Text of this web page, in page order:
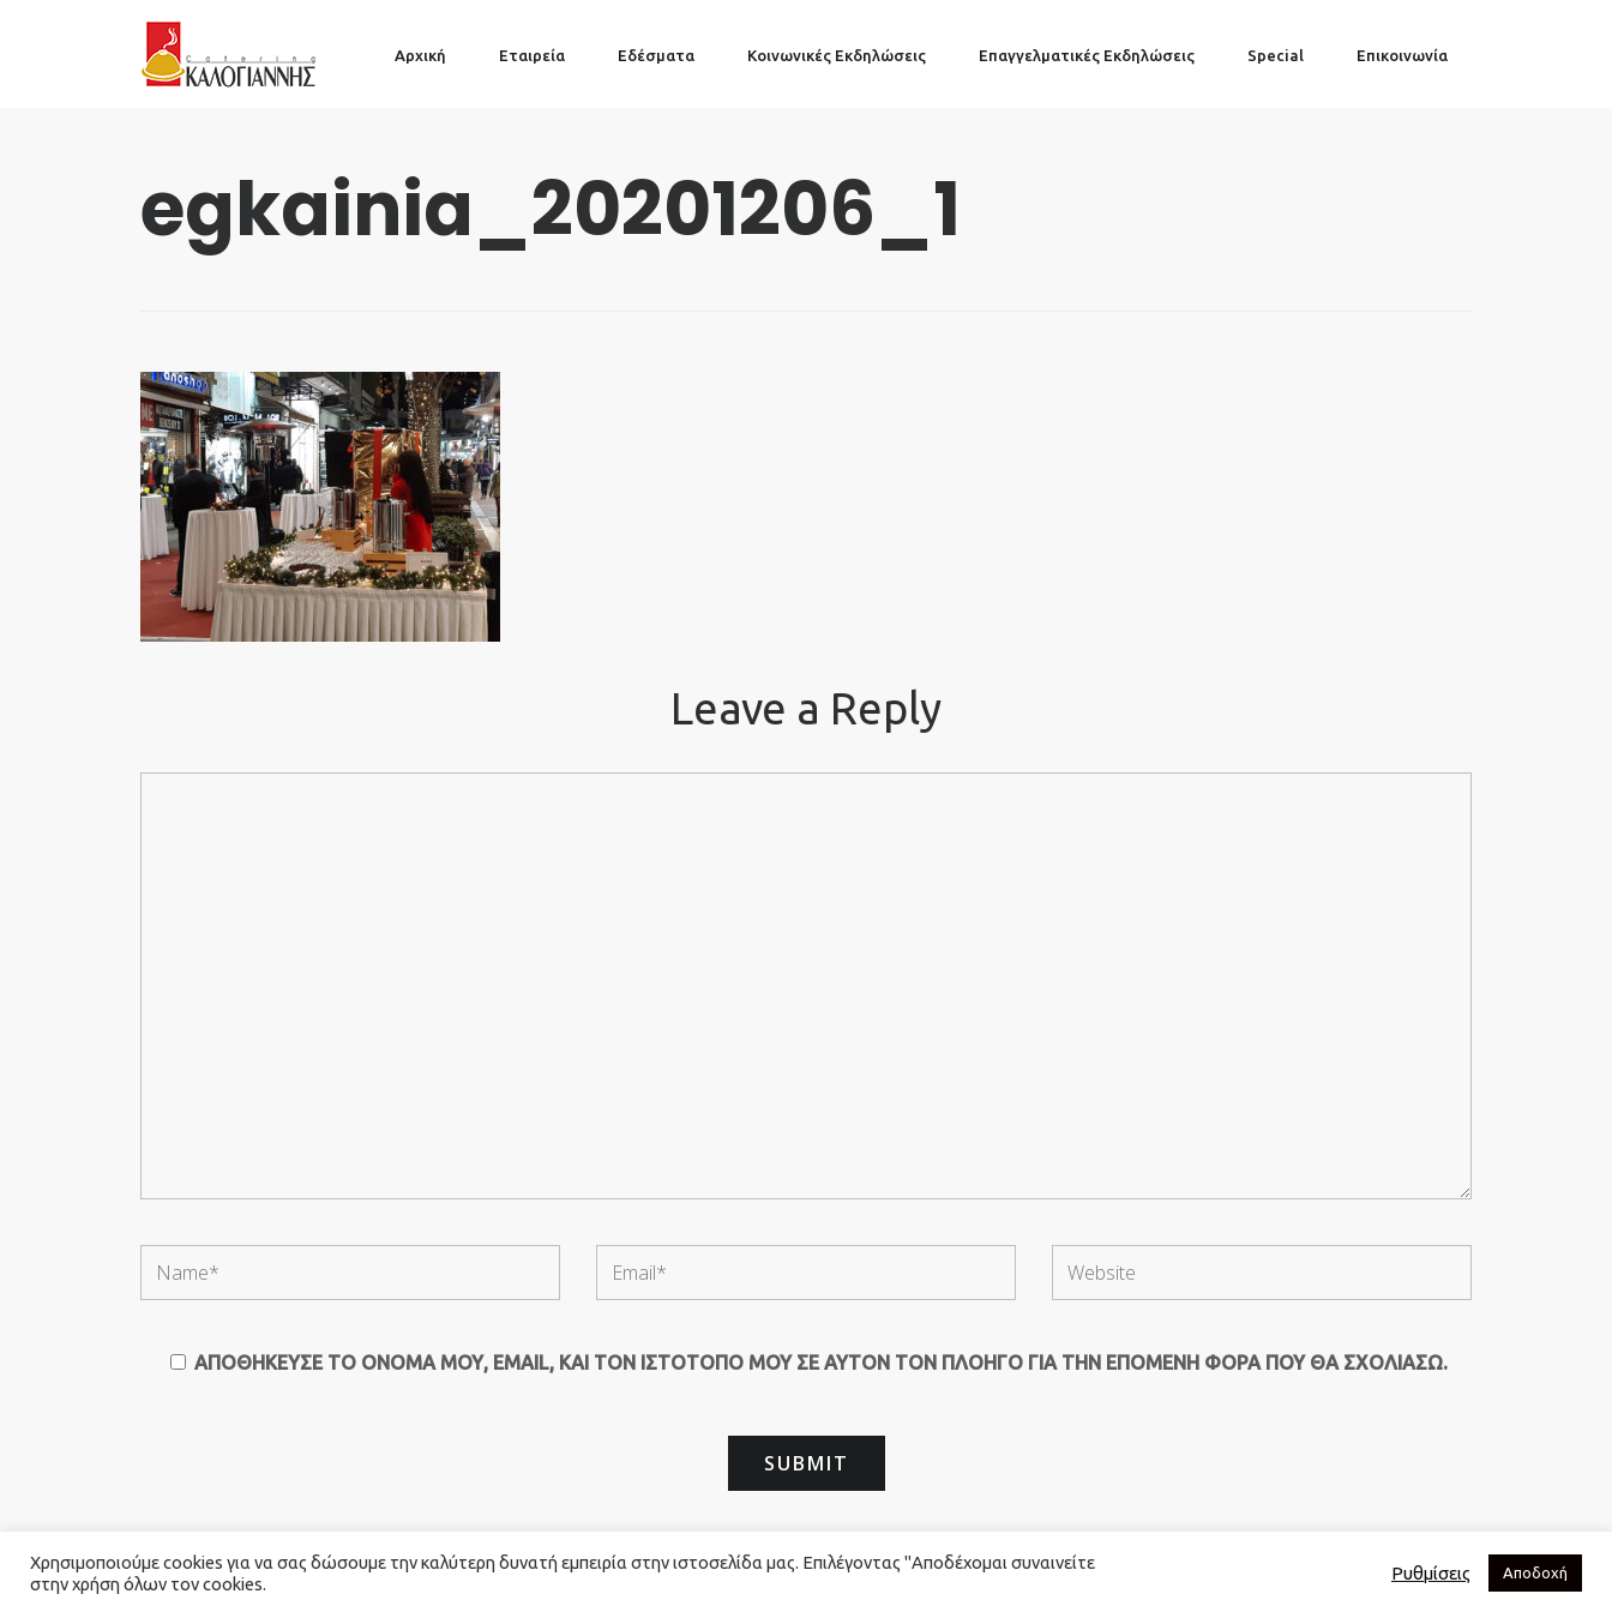
Αρχική Εταιρεία Εδέσματα Κοινωνικές Εκδηλώσεις Επαγγελματικές Εκδηλώσεις Special Επικοινωνία
egkainia_20201206_1
Leave a Reply
ΑΠΟΘΉΚΕΥΣΕ ΤΟ ΌΝΟΜΆ ΜΟΥ, EMAIL, ΚΑΙ ΤΟΝ ΙΣΤΌΤΟΠΟ ΜΟΥ ΣΕ ΑΥΤΌΝ ΤΟΝ ΠΛΟΗΓΌ ΓΙΑ ΤΗΝ ΕΠΌΜΕΝΗ ΦΟΡΆ ΠΟΥ ΘΑ ΣΧΟΛΙΆΣΩ.
© 2026 Καλογιαννης Catering. All Rights Reserved. - Powered by
Χρησιμοποιούμε cookies για να σας δώσουμε την καλύτερη δυνατή εμπειρία στην ιστοσελίδα μας. Επιλέγοντας "Αποδέχομαι συναινείτε
στην χρήση όλων τον cookies.
Ρυθμίσεις Αποδοχή